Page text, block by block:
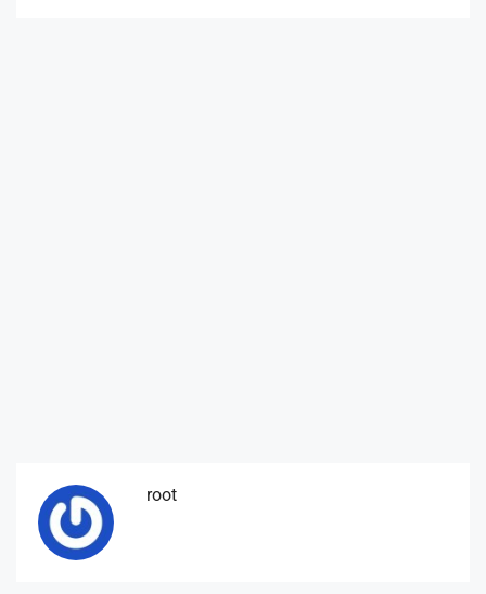
root